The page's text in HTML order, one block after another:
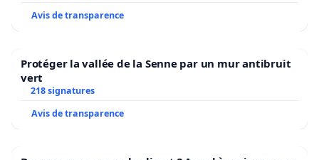
Avis de transparence
Protéger la vallée de la Senne par un mur antibruit
vert
218 signatures
Avis de transparence